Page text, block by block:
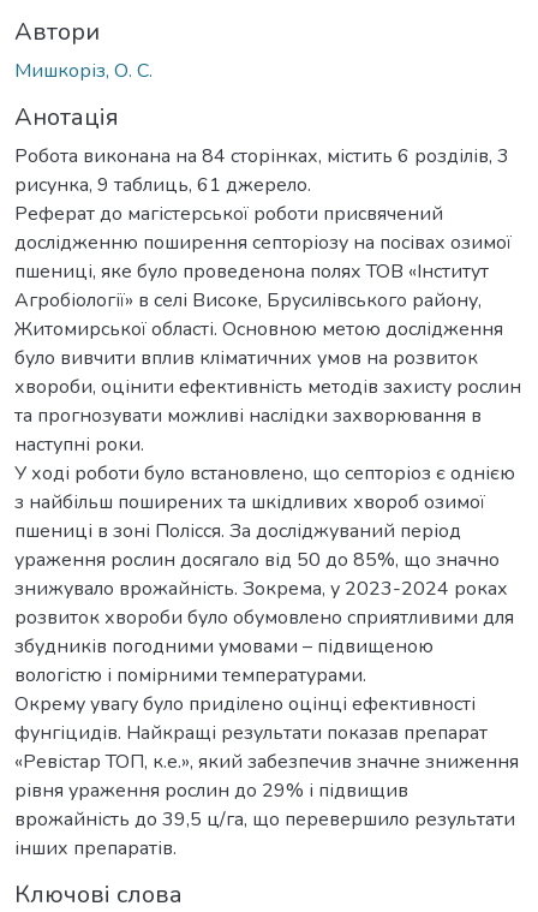
Автори
Мишкоріз, О. С.
Анотація
Робота виконана на 84 сторінках, містить 6 розділів, 3
рисунка, 9 таблиць, 61 джерело.
Реферат до магістерської роботи присвячений
дослідженню поширення септоріозу на посівах озимої
пшениці, яке було проведенона полях ТОВ «Інститут
Агробіології» в селі Високе, Брусилівського району,
Житомирської області. Основною метою дослідження
було вивчити вплив кліматичних умов на розвиток
хвороби, оцінити ефективність методів захисту рослин
та прогнозувати можливі наслідки захворювання в
наступні роки.
У ході роботи було встановлено, що септоріоз є однією
з найбільш поширених та шкідливих хвороб озимої
пшениці в зоні Полісся. За досліджуваний період
ураження рослин досягало від 50 до 85%, що значно
знижувало врожайність. Зокрема, у 2023-2024 роках
розвиток хвороби було обумовлено сприятливими для
збудників погодними умовами – підвищеною
вологістю і помірними температурами.
Окрему увагу було приділено оцінці ефективності
фунгіцидів. Найкращі результати показав препарат
«Ревістар ТОП, к.е.», який забезпечив значне зниження
рівня ураження рослин до 29% і підвищив
врожайність до 39,5 ц/га, що перевершило результати
інших препаратів.
Ключові слова